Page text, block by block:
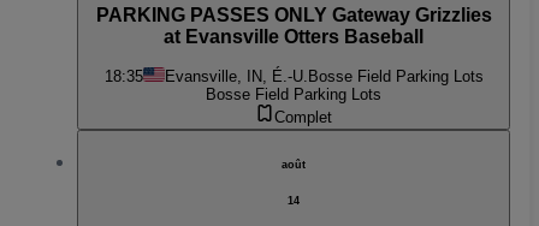
PARKING PASSES ONLY Gateway Grizzlies
at Evansville Otters Baseball
18:35 Evansville, IN, É.-U. Bosse Field Parking Lots
Bosse Field Parking Lots
Complet
août
14